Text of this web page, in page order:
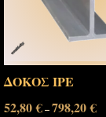
ΔΟΚΟΣ IPE
52,80€–798,20€